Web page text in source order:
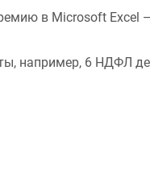
в Microsoft Excel
например, 6 НДФЛ